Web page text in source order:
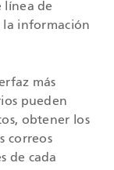
línea de
la información
más
pueden
obtener los
correos
de cada